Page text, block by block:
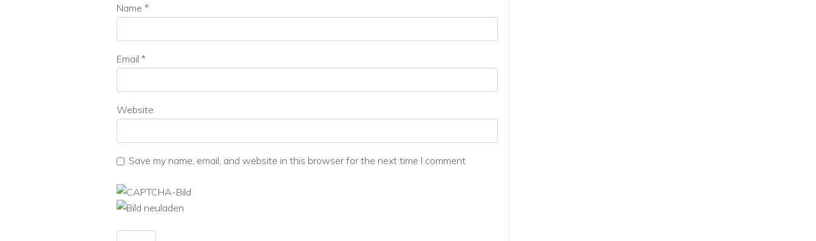
Name *
Email *
Website
Save my name, email, and website in this browser for the next time I comment